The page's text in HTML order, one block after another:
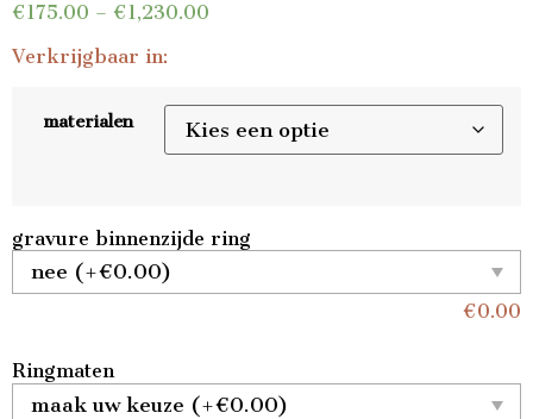
€175.00 – €1,230.00
Verkrijgbaar in:
materialen
gravure binnenzijde ring
€0.00
Ringmaten